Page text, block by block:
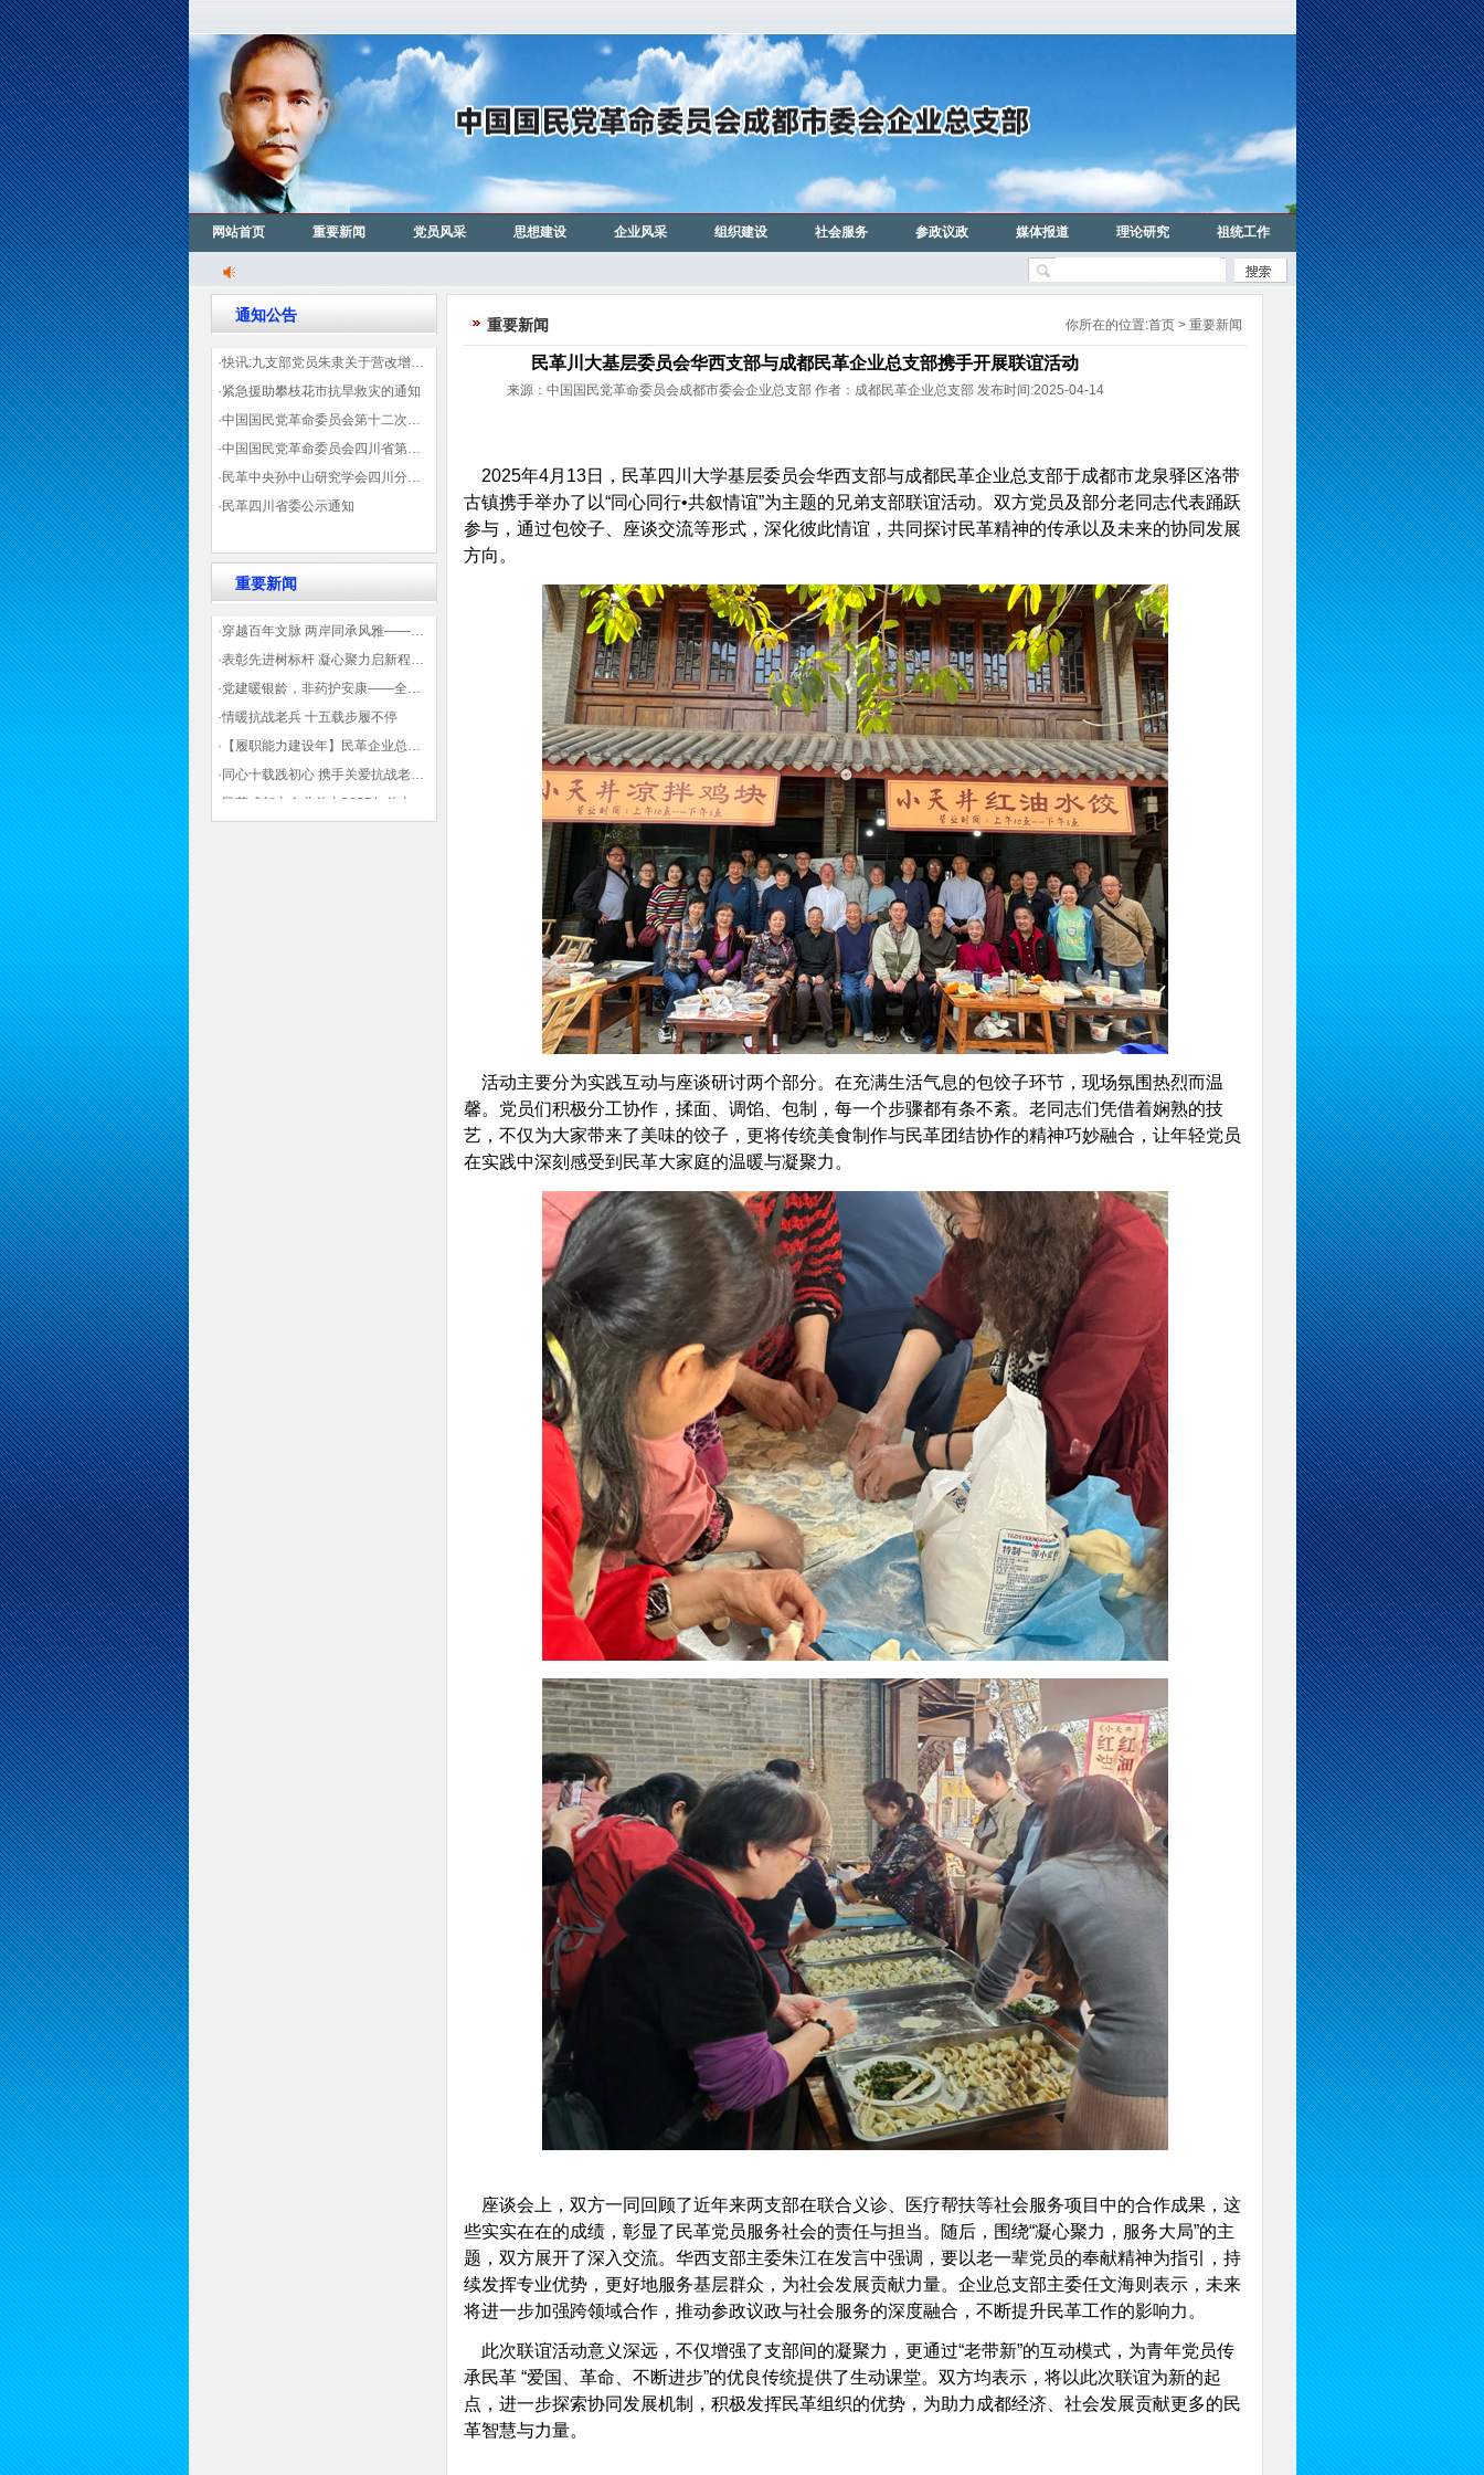
网站首页 重要新闻 党员风采 思想建设 企业风采 组织建设 社会服务 参政议政 媒体报道 理论研究 祖统工作
通知公告
·快讯:九支部党员朱隶关于营改增信息宣传力度的建议那篇已被省政协采用
·紧急援助攀枝花市抗旱救灾的通知
·中国国民党革命委员会第十二次全国代表大会代表登记表（下载）
·中国国民党革命委员会四川省第十一次代表大会代表登记表（下载）
·民革中央孙中山研究学会四川分会领导机构及成员名单
·民革四川省委公示通知
重要新闻
·穿越百年文脉 两岸同承风雅——民革四川省委会“中山天府大讲堂”第三讲在蓉举办
·表彰先进树标杆 凝心聚力启新程——民革企业总支部参加2025年度先进表彰大会有感
·党建暖银龄，非药护安康——全球健康公益大讲堂温情纪实
·情暖抗战老兵 十五载步履不停
·【履职能力建设年】民革企业总支部联合多地民革基层组织发起“夏日送清凉”活动 致敬“乡镇美容师”
·同心十载践初心 携手关爱抗战老兵——民革企业总支部 十年帮扶抗战老兵工作纪实
重要新闻 你所在的位置:首页> 重要新闻
民革川大基层委员会华西支部与成都民革企业总支部携手开展联谊活动
来源：中国国民党革命委员会成都市委会企业总支部 作者：成都民革企业总支部 发布时间:2025-04-14
2025年4月13日，民革四川大学基层委员会华西支部与成都民革企业总支部于成都市龙泉驿区洛带
古镇携手举办了以“同心同行•共叙情谊”为主题的兄弟支部联谊活动。双方党员及部分老同志代表踊跃
参与，通过包饺子、座谈交流等形式，深化彼此情谊，共同探讨民革精神的传承以及未来的协同发展
方向。
活动主要分为实践互动与座谈研讨两个部分。在充满生活气息的包饺子环节，现场氛围热烈而温
馨。党员们积极分工协作，揉面、调馅、包制，每一个步骤都有条不紊。老同志们凭借着娴熟的技
艺，不仅为大家带来了美味的饺子，更将传统美食制作与民革团结协作的精神巧妙融合，让年轻党员
在实践中深刻感受到民革大家庭的温暖与凝聚力。
座谈会上，双方一同回顾了近年来两支部在联合义诊、医疗帮扶等社会服务项目中的合作成果，这
些实实在在的成绩，彰显了民革党员服务社会的责任与担当。随后，围绕“凝心聚力，服务大局”的主
题，双方展开了深入交流。华西支部主委朱江在发言中强调，要以老一辈党员的奉献精神为指引，持
续发挥专业优势，更好地服务基层群众，为社会发展贡献力量。企业总支部主委任文海则表示，未来
将进一步加强跨领域合作，推动参政议政与社会服务的深度融合，不断提升民革工作的影响力。
此次联谊活动意义深远，不仅增强了支部间的凝聚力，更通过“老带新”的互动模式，为青年党员传
承民革 “爱国、革命、不断进步”的优良传统提供了生动课堂。双方均表示，将以此次联谊为新的起
点，进一步探索协同发展机制，积极发挥民革组织的优势，为助力成都经济、社会发展贡献更多的民
革智慧与力量。